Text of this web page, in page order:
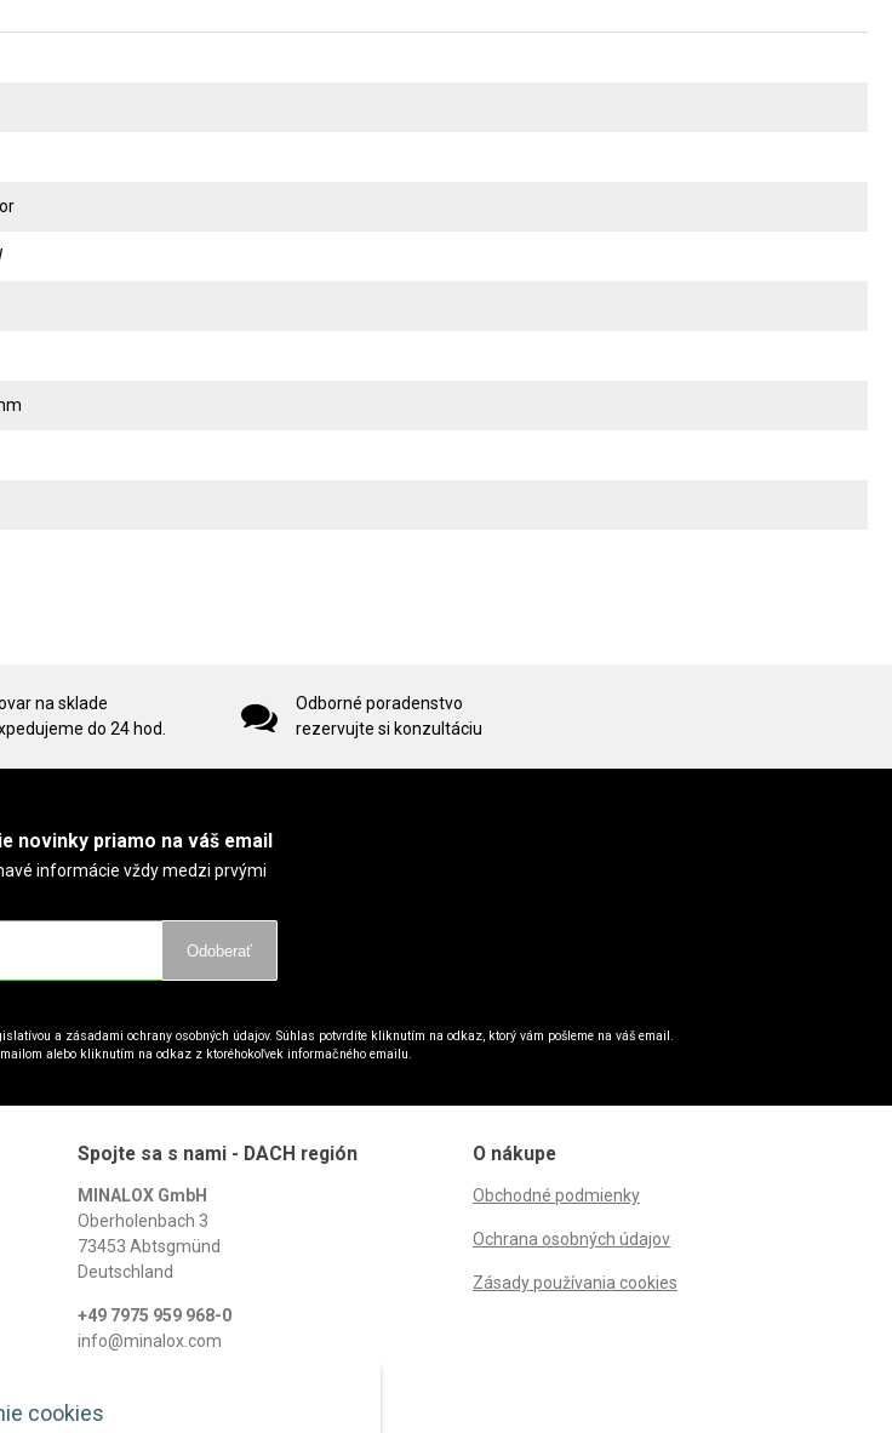
cookies
na sklade
do 24 hod.
Odborné poradenstvo
rezervujte si konzultáciu
novinky priamo na váš email
informácie vždy medzi prvými
Odoberať
a zásadami ochrany osobných údajov. Súhlas potvrdíte kliknutím na odkaz, ktorý vám pošleme na váš email.
alebo kliknutím na odkaz z ktoréhokoľvek informačného emailu.
Spojte sa s nami - DACH región
MINALOX GmbH
Oberholenbach 3
73453 Abtsgmünd
Deutschland
+49 7975 959 968-0
info@minalox.com
O nákupe
Obchodné podmienky
Ochrana osobných údajov
Zásady používania cookies